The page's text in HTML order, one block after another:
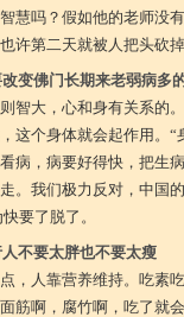
慧吗？假如他的老师没
许第二天就被人把头砍掉
变佛门长期来老弱病多
智大，心和身有关系的
这个身体就会起作用。“
病，病要好得快，把生
。我们极力反对，中国
要了脱了。
不要太胖也不要太瘦
，人靠营养维持。吃素
筋啊，腐竹啊，吃了就